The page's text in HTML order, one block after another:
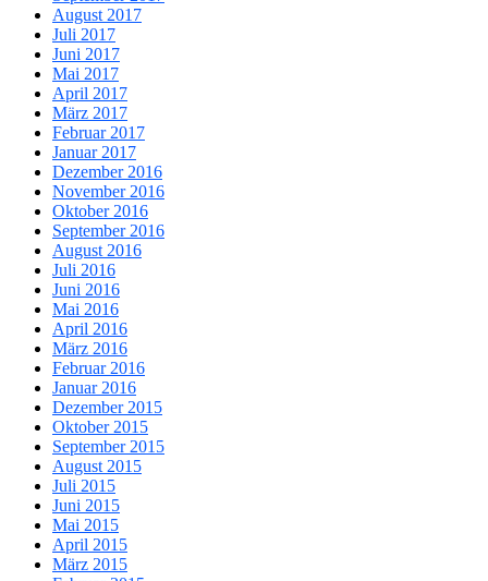
August 2017
Juli 2017
Juni 2017
Mai 2017
April 2017
März 2017
Februar 2017
Januar 2017
Dezember 2016
November 2016
Oktober 2016
September 2016
August 2016
Juli 2016
Juni 2016
Mai 2016
April 2016
März 2016
Februar 2016
Januar 2016
Dezember 2015
Oktober 2015
September 2015
August 2015
Juli 2015
Juni 2015
Mai 2015
April 2015
März 2015